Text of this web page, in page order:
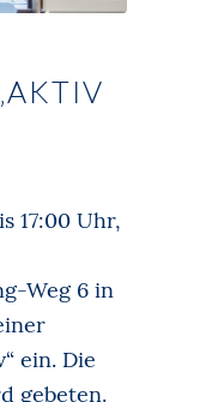
17:00 Uhr,
Weg 6 in
ein. Die
gebeten.